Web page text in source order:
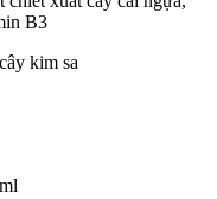
B3
kim sa